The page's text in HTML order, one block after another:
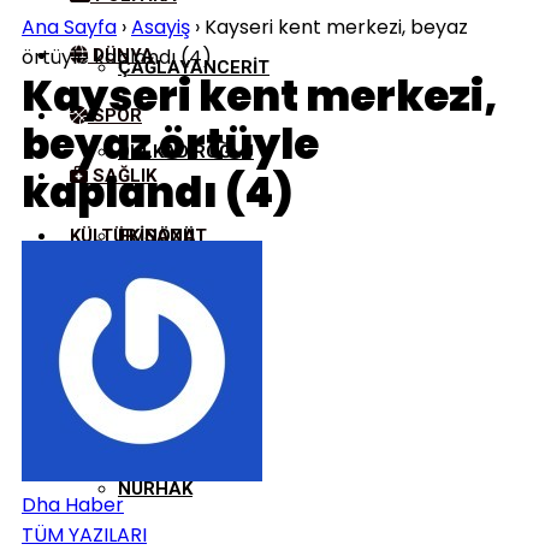
ÇAĞLAYANCERIT
DULKADIROĞLU
EKINÖZÜ
ELBISTAN
GÖKSUN
NURHAK
DÜNYA
SPOR
SAĞLIK
KÜLTÜR/SANAT
Ana Sayfa ›Asayiş › Kayseri kent merkezi, beyaz
örtüyle kaplandı (4)
Kayseri kent merkezi,
beyaz örtüyle
kaplandı (4)
Dha Haber
TÜM YAZILARI